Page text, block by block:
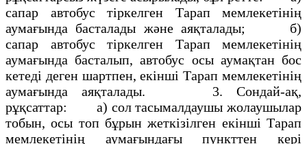
сапар автобус тiркелген Тарап мемлекетiнiң
аумағында басталады және аяқталады; б)
сапар автобус тiркелген Тарап мемлекетiнiң
аумағында басталып, автобус осы аумақтан бос
кетедi деген шартпен, екiншi Тарап мемлекетiнiң
аумағында аяқталады. 3. Сондай-ақ,
рұқсаттар: а) сол тасымалдаушы жолаушылар
тобын, осы топ бұрын жеткiзiлген екiншi Тарап
мемлекетiнiң аумағындағы пункттен керi